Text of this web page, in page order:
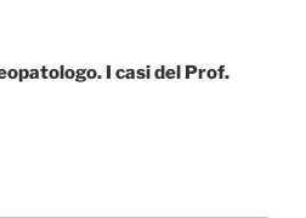
I casi del Prof.